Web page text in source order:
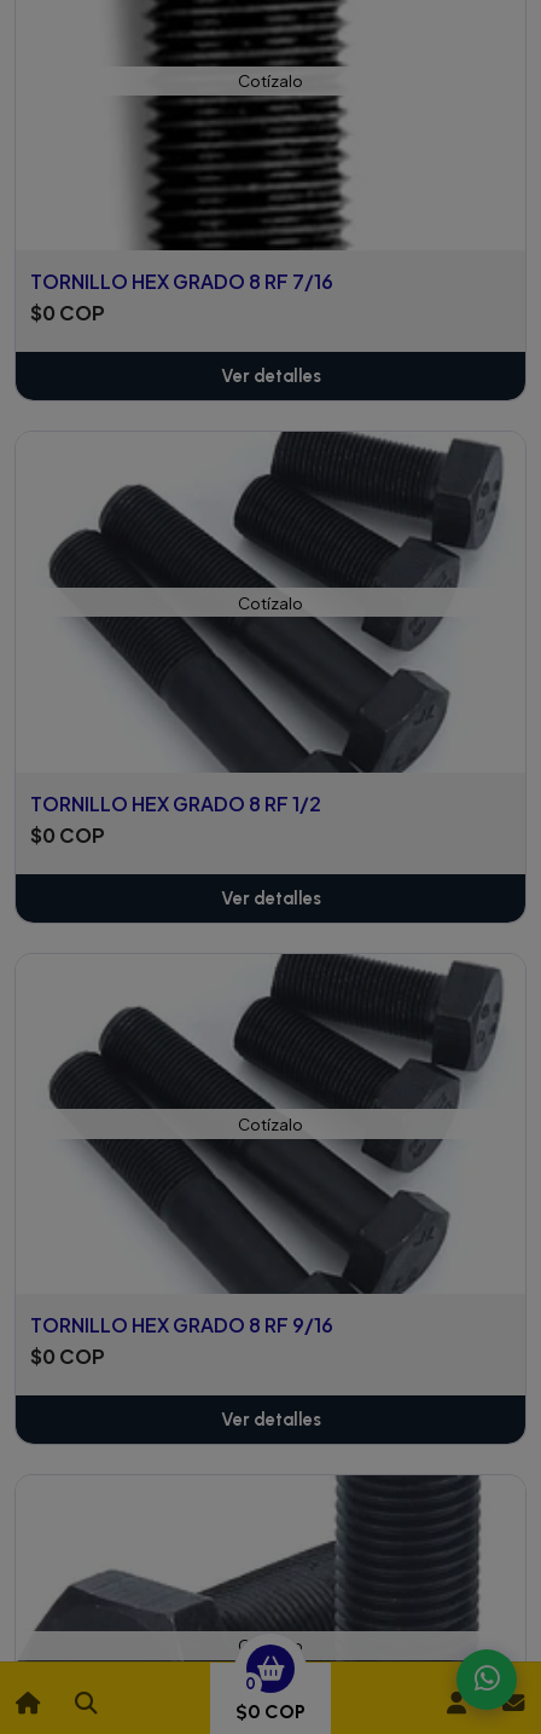
0
$0 COP
Cotízalo
TORNILLO HEX GRADO 8 RF 7/16
$0 COP
Ver detalles
Cotízalo
TORNILLO HEX GRADO 8 RF 1/2
$0 COP
Ver detalles
Cotízalo
TORNILLO HEX GRADO 8 RF 9/16
$0 COP
Ver detalles
Cotízalo